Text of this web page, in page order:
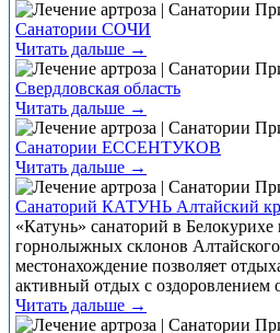
Санатории СОЧИ
Читать дальше →
Свердловская область
Читать дальше →
Санатории ЕССЕНТУКОВ
Читать дальше →
Санаторий КАТУНЬ Алтайский
«Катунь» санаторий в Белокурихе
горнолыжных склонов Алтайского
местонахождение позволяет
активный отдых с оздоровлением
Читать дальше →